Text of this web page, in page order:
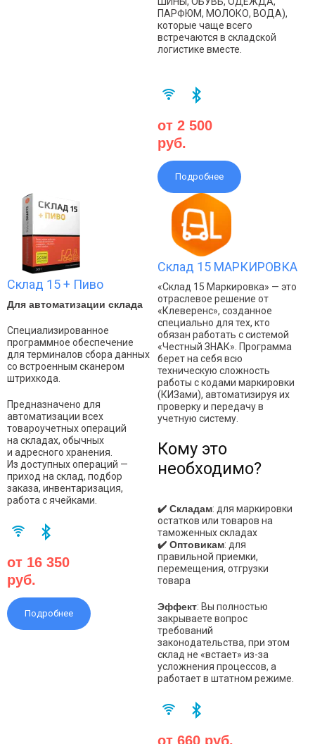
ПАРФЮМ, МОЛОКО, ВОДА),
которые чаще всего
встречаются в складской
логистике вместе.
от 2 500
руб.
Подробнее
Склад 15 + Пиво
Для автоматизации склада
Специализированное
программное обеспечение
для терминалов сбора данных
со встроенным сканером
штрихкода.
Предназначено для
автоматизации всех
товароучетных операций
на складах, обычных
и адресного хранения.
Из доступных операций —
приход на склад, подбор
заказа, инвентаризация,
работа с ячейками.
от 16 350
руб.
Подробнее
Склад 15 МАРКИРОВКА
«Склад 15 Маркировка» — это
отраслевое решение от
«Клеверенс», созданное
специально для тех, кто
обязан работать с системой
«Честный ЗНАК». Программа
берет на себя всю
техническую сложность
работы с кодами маркировки
(КИЗами), автоматизируя их
проверку и передачу в
учетную систему.
Кому это
необходимо?
✔️ Складам: для маркировки
остатков или товаров на
таможенных складах
✔️ Оптовикам: для
правильной приемки,
перемещения, отгрузки
товара
Эффект: Вы полностью
закрываете вопрос
требований
законодательства, при этом
склад не «встает» из-за
усложнения процессов, а
работает в штатном режиме.
от 660 руб.